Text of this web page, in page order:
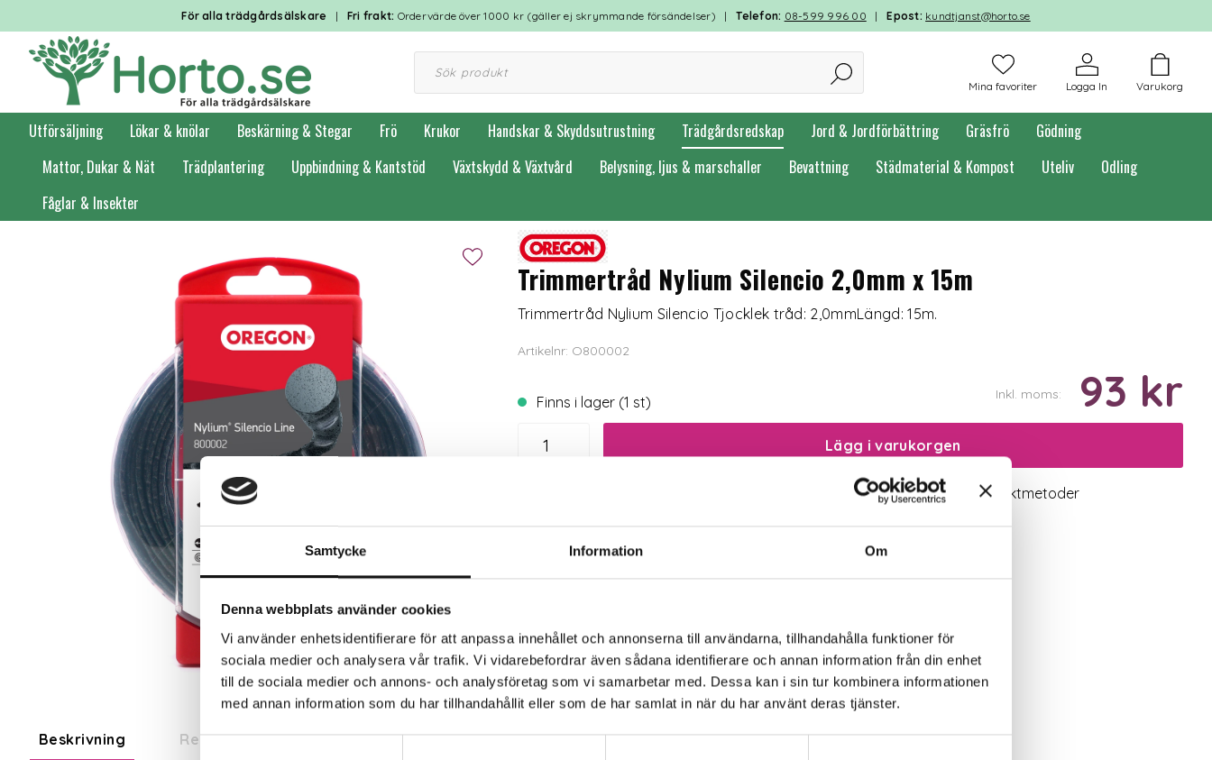
Samtycke Information Om
Denna webbplats använder cookies
Vi använder enhetsidentifierare för att anpassa innehållet och annonserna till användarna, tillhandahålla funktioner för
sociala medier och analysera vår trafik. Vi vidarebefordrar även sådana identifierare och annan information från din enhet
till de sociala medier och annons- och analysföretag som vi samarbetar med. Dessa kan i sin tur kombinera informationen
med annan information som du har tillhandahållit eller som de har samlat in när du har använt deras tjänster.
För alla trädgårdsälskare | Fri frakt: Ordervärde över 1000 kr (gäller ej skrymmande försändelser) |Telefon: 08-599 996 00 |Epost: kundtjanst@horto.se
Varukorg
Logga In
Mina favoriter
Utförsäljning Lökar & knölar Beskärning & Stegar Frö Krukor Handskar & Skyddsutrustning Trädgårdsredskap Jord & Jordförbättring Gräsfrö
Gödning
Mattor, Dukar & Nät
Trädplantering Uppbindning & Kantstöd Växtskydd & Växtvård Belysning, ljus & marschaller Bevattning Städmaterial & Kompost Uteliv
Odling
Fåglar & Insekter
Förstasidan Trädgårdsredskap
Trimmertråd Nylium Silencio 2,0mm x 15m
Trimmertråd Nylium Silencio Tjocklek tråd: 2,0mmLängd: 15m.
Artikelnr: O800002
Finns i lager (1 st) Inkl. moms: 93 kr
Lägg i varukorgen
Ekologiskt utbud Valbara fraktmetoder
Beskrivning Recensioner Om tillverkaren